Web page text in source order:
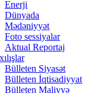
Enerji
Dünyada
Mədəniyyət
Foto sessiyalar
Aktual Reportaj
Bülleten Siyasət
Bülleten İqtisadiyyat
Bülleten Maliyyə